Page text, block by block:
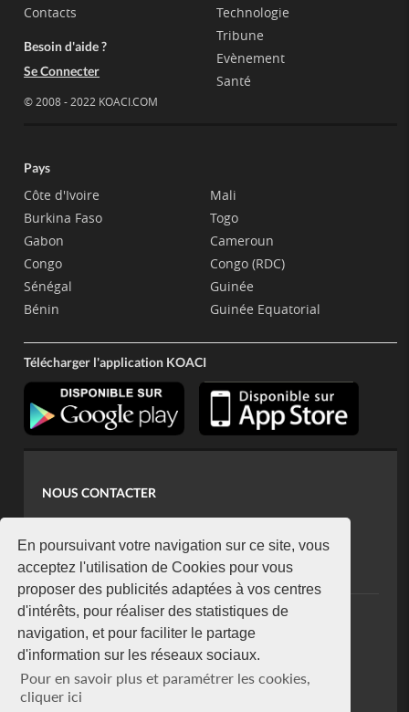
En poursuivant votre navigation sur ce site, vous
acceptez l'utilisation de Cookies pour vous
proposer des publicités adaptées à vos centres
d'intérêts, pour réaliser des statistiques de
navigation, et pour faciliter le partage
d'information sur les réseaux sociaux.
Pour en savoir plus et paramétrer les cookies,
cliquer ici
Contacts
Besoin d'aide ?
Se Connecter
© 2008 - 2022 KOACI.COM
Technologie
Tribune
Evènement
Santé
Pays
Côte d'Ivoire
Burkina Faso
Gabon
Congo
Sénégal
Bénin
Mali
Togo
Cameroun
Congo (RDC)
Guinée
Guinée Equatorial
Télécharger l'application KOACI
NOUS CONTACTER
koaci@yahoo.fr
+225 07 08 85 52 93
NEWSLETTER
Restez connecté via notre newsletter
S'abonner
Se désabonner